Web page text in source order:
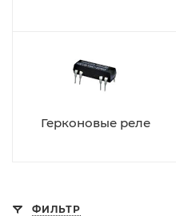
Герконовые реле
ФИЛЬТР